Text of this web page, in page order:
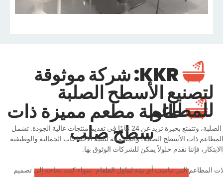
KKR: شركة موثوقة
لتصنيع الأسطح الصلبة
للمطاعم
تُعد شركة KKR خبيرة رائدة في تصنيع الأسطح الصلبة، وتتمتع بخبرة تزيد عن 24 عامًا في تقديم منتجات عالية الجودة. تشمل
ذات الأسطح الصلبة، والمصممة لتلبية الاحتياجات الجمالية والوظيفية
فإننا نقدم حلولاً يمكن للشركات الوثوق بها.
التي تناسب أي بيئة لتناول الطعام. سواء كنت بحاجة إلى تصميم
طاولة مطعم مميزة ذات
سطح صلب